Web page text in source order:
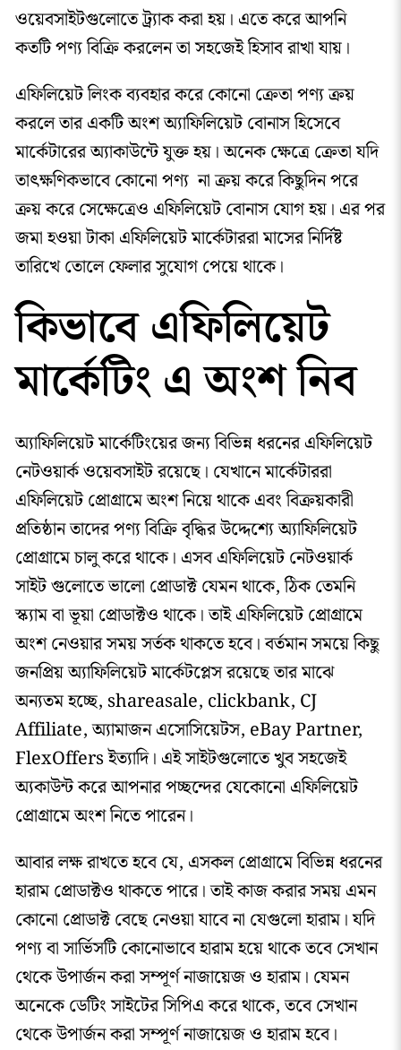
ওয়েবসাইটগুলোতে ট্র্যাক করা হয়। এতে করে আপনি
কতটি পণ্য বিক্রি করলেন তা সহজেই হিসাব রাখা যায়।
এফিলিয়েট লিংক ব্যবহার করে কোনো ক্রেতা পণ্য ক্রয়
করলে তার একটি অংশ অ্যাফিলিয়েট বোনাস হিসেবে
মার্কেটারের অ্যাকাউন্টে যুক্ত হয়। অনেক ক্ষেত্রে ক্রেতা যদি
তাৎক্ষণিকভাবে কোনো পণ্য না ক্রয় করে কিছুদিন পরে
ক্রয় করে সেক্ষেত্রেও এফিলিয়েট বোনাস যোগ হয়। এর পর
জমা হওয়া টাকা এফিলিয়েট মার্কেটাররা মাসের নির্দিষ্ট
তারিখে তোলে ফেলার সুযোগ পেয়ে থাকে।
কিভাবে এফিলিয়েট
মার্কেটিং এ অংশ নিব
অ্যাফিলিয়েট মার্কেটিংয়ের জন্য বিভিন্ন ধরনের এফিলিয়েট
নেটওয়ার্ক ওয়েবসাইট রয়েছে। যেখানে মার্কেটাররা
এফিলিয়েট প্রোগ্রামে অংশ নিয়ে থাকে এবং বিক্রয়কারী
প্রতিষ্ঠান তাদের পণ্য বিক্রি বৃদ্ধির উদ্দেশ্যে অ্যাফিলিয়েট
প্রোগ্রামে চালু করে থাকে। এসব এফিলিয়েট নেটওয়ার্ক
সাইট গুলোতে ভালো প্রোডাক্ট যেমন থাকে, ঠিক তেমনি
স্ক্যাম বা ভূয়া প্রোডাক্টও থাকে। তাই এফিলিয়েট প্রোগ্রামে
অংশ নেওয়ার সময় সর্তক থাকতে হবে। বর্তমান সময়ে কিছু
জনপ্রিয় অ্যাফিলিয়েট মার্কেটপ্লেস রয়েছে তার মাঝে
অন্যতম হচ্ছে, shareasale, clickbank, CJ
Affiliate, অ্যামাজন এসোসিয়েটস, eBay Partner,
FlexOffers ইত্যাদি। এই সাইটগুলোতে খুব সহজেই
অ্যকাউন্ট করে আপনার পচ্ছন্দের যেকোনো এফিলিয়েট
প্রোগ্রামে অংশ নিতে পারেন।
আবার লক্ষ রাখতে হবে যে, এসকল প্রোগ্রামে বিভিন্ন ধরনের
হারাম প্রোডাক্টও থাকতে পারে। তাই কাজ করার সময় এমন
কোনো প্রোডাক্ট বেছে নেওয়া যাবে না যেগুলো হারাম। যদি
পণ্য বা সার্ভিসটি কোনোভাবে হারাম হয়ে থাকে তবে সেখান
থেকে উপার্জন করা সম্পূর্ণ নাজায়েজ ও হারাম। যেমন
অনেকে ডেটিং সাইটের সিপিএ করে থাকে, তবে সেখান
থেকে উপার্জন করা সম্পূর্ণ নাজায়েজ ও হারাম হবে।